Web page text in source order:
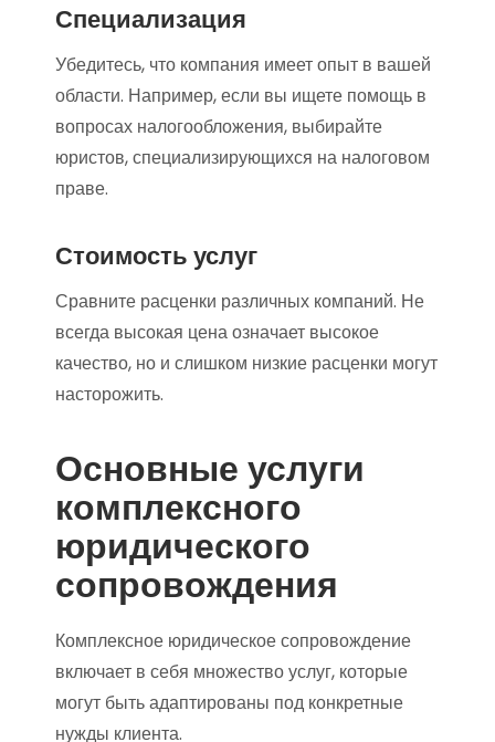
Специализация
Убедитесь, что компания имеет опыт в вашей
области. Например, если вы ищете помощь в
вопросах налогообложения, выбирайте
юристов, специализирующихся на налоговом
праве.
Стоимость услуг
Сравните расценки различных компаний. Не
всегда высокая цена означает высокое
качество, но и слишком низкие расценки могут
насторожить.
Основные услуги
комплексного
юридического
сопровождения
Комплексное юридическое сопровождение
включает в себя множество услуг, которые
могут быть адаптированы под конкретные
нужды клиента.